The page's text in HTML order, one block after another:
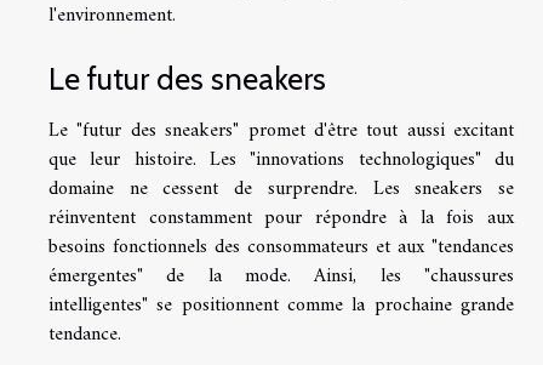
l'environnement.
Le futur des sneakers
Le "futur des sneakers" promet d'être tout aussi excitant
que leur histoire. Les "innovations technologiques" du
domaine ne cessent de surprendre. Les sneakers se
réinventent constamment pour répondre à la fois aux
besoins fonctionnels des consommateurs et aux "tendances
émergentes" de la mode. Ainsi, les "chaussures
intelligentes" se positionnent comme la prochaine grande
tendance.